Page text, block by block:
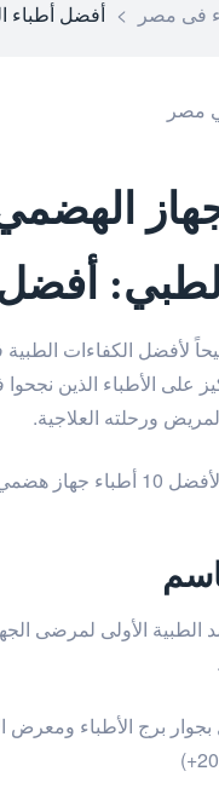
فى مصر > أفضل أطباء
أطباء جهاز هضمي في
لأفضل الكفاءات
على الأطباء الذين
ورحلته العلاجية.
المعتمد:
الطبية الأولى لمرضى
الأطباء ومعرض الأبيض أوتوموتيف،